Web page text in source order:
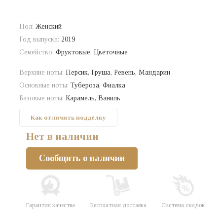
Как отличить подделку
Пол: Женский
Год выпуска: 2019
Семейство: Фруктовые, Цветочные
Верхние ноты: Персик, Груша, Ревень, Мандарин
Основные ноты: Тубероза, Фиалка
Базовые ноты: Карамель, Ваниль
Нет в наличии
Сообщить о наличии
Гарантия качества Бесплатная доставка Система скидок